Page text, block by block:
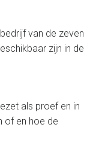
van de zeven
zijn in de
als proef en in
of en hoe de